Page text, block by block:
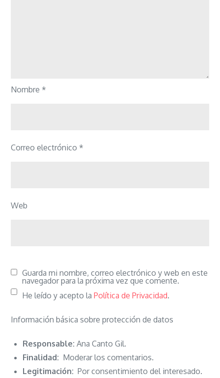
Nombre *
Correo electrónico *
Web
Guarda mi nombre, correo electrónico y web en este
navegador para la próxima vez que comente.
He leído y acepto laPolítica de Privacidad.
Información básica sobre protección de datos
Responsable: Ana Canto Gil.
Finalidad: Moderar los comentarios.
Legitimación: Por consentimiento del interesado.